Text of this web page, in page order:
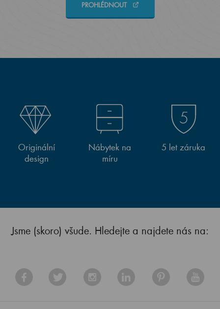
PROHLÉDNOUT
Originální
design
Nábytek na
míru
5 let záruka
Jsme (skoro) všude. Hledejte a najdete nás na: